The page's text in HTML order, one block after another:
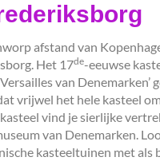
afstand van
Het 17de-eeuwse
van Denemarken’
vrijwel het hele kasteel
vind je sierlijke
van Denemarken.
kasteeltuinen met als